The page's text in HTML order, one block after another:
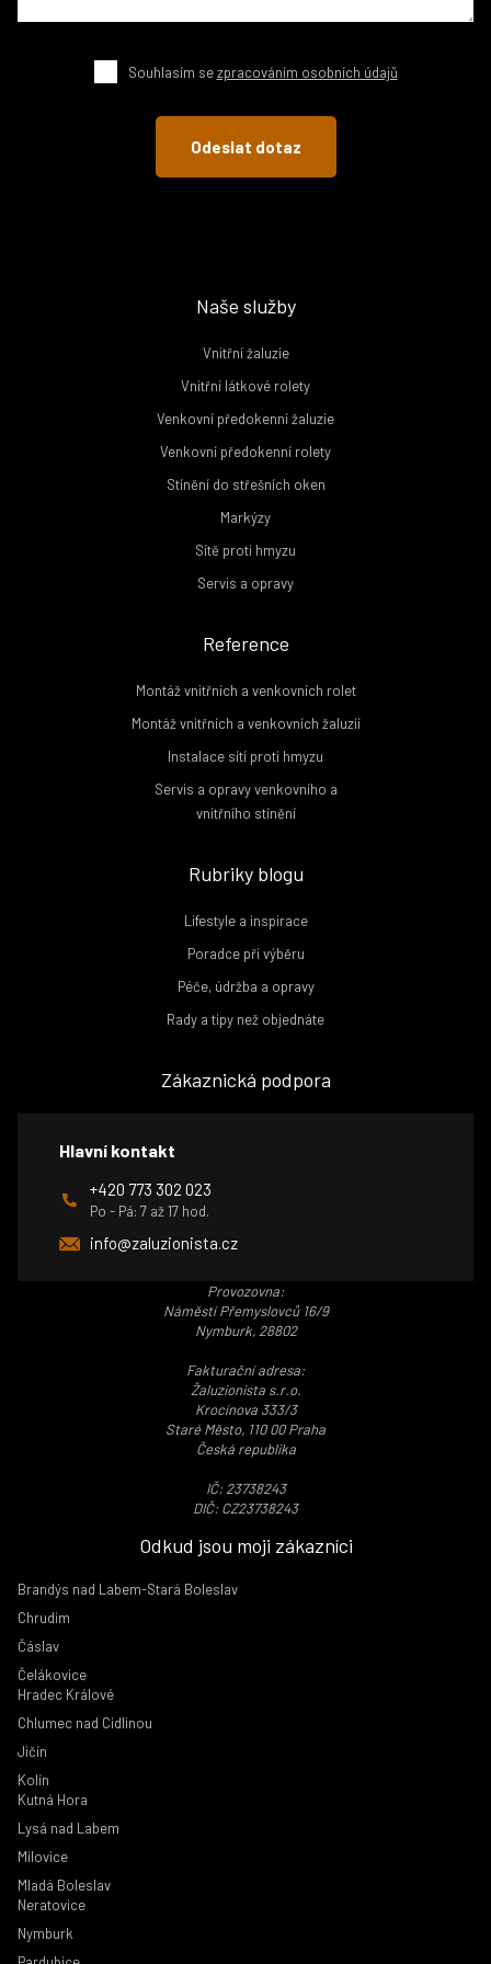
Souhlasím sezpracováním osobních údajů
Naše služby
Vnitřní žaluzie
Vnitřní látkové rolety
Venkovní předokenní žaluzie
Venkovní předokenní rolety
Stínění do střešních oken
Markýzy
Sítě proti hmyzu
Servis a opravy
Reference
Montáž vnitřních a venkovních rolet
Montáž vnitřních a venkovních žaluzií
Instalace sítí proti hmyzu
Servis a opravy venkovního a
vnitřního stínění
Rubriky blogu
Lifestyle a inspirace
Poradce při výběru
Péče, údržba a opravy
Rady a tipy než objednáte
Zákaznická podpora
Hlavní kontakt
+420 773 302 023
Po - Pá: 7 až 17 hod.
info@zaluzionista.cz
Provozovna:
Náměstí Přemyslovců 16/9
Nymburk, 28802
Fakturační adresa:
Žaluzionista s.r.o.
Krocínova 333/3
Staré Město, 110 00 Praha
Česká republika
IČ: 23738243
DIČ: CZ23738243
Odkud jsou moji zákazníci
Brandýs nad Labem-Stará Boleslav
Chrudim
Čáslav
Čelákovice
Hradec Králové
Chlumec nad Cidlinou
Jičín
Kolín
Kutná Hora
Lysá nad Labem
Milovice
Mladá Boleslav
Neratovice
Nymburk